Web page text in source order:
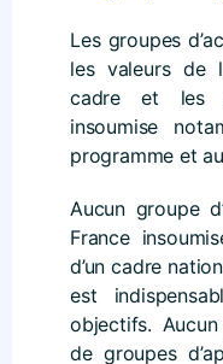
Les groupes
les valeurs de
cadre et les
insoumise
programme et
Aucun groupe
France
d’un cadre
est
objectifs.
de groupes